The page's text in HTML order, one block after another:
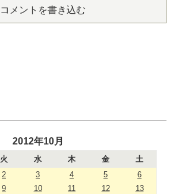
コメントを書き込む
2012年10月
火 水 木 金
土
2 3 4 5
6
9 10 11 12
13